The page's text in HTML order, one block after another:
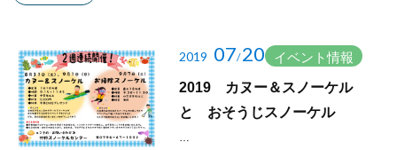
2019 07/20
イベント情報
2019 カヌー＆スノーケル
と おそうじスノーケル
…